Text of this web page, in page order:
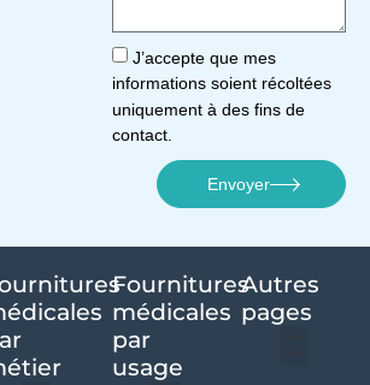
J’accepte que mes
informations soient récoltées
uniquement à des fins de
contact.
Envoyer
Fournitures
médicales
par
usage ​
Autres
pages